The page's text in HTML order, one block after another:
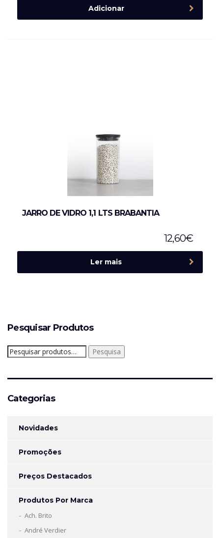
Adicionar
JARRO DE VIDRO 1,1 LTS BRABANTIA
12,60€
Ler mais
Pesquisar Produtos
Pesquisar
por:
Pesquisa
Categorias
Novidades
Promoções
Preços Destacados
Produtos Por Marca
Ach. Brito
André Verdier